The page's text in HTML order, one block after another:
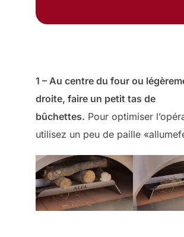
1 – Au centre du four ou
droite, faire un petit tas de
bûchettes. Pour optimiser
utilisez un peu de paille